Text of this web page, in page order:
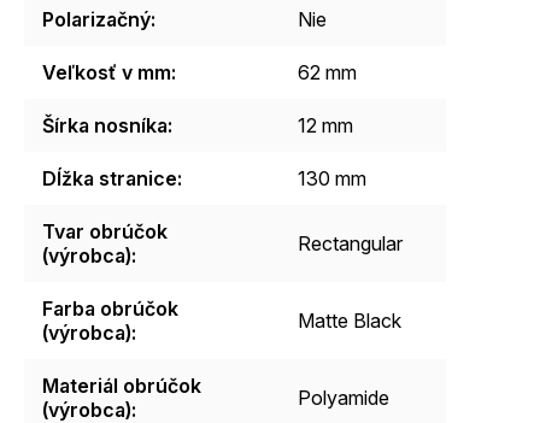
Polarizačný: Nie
Veľkosť v mm: 62 mm
Šírka nosníka: 12 mm
Dĺžka stranice: 130 mm
Tvar obrúčok
(výrobca): Rectangular
Farba obrúčok
(výrobca): Matte Black
Materiál obrúčok
(výrobca): Polyamide